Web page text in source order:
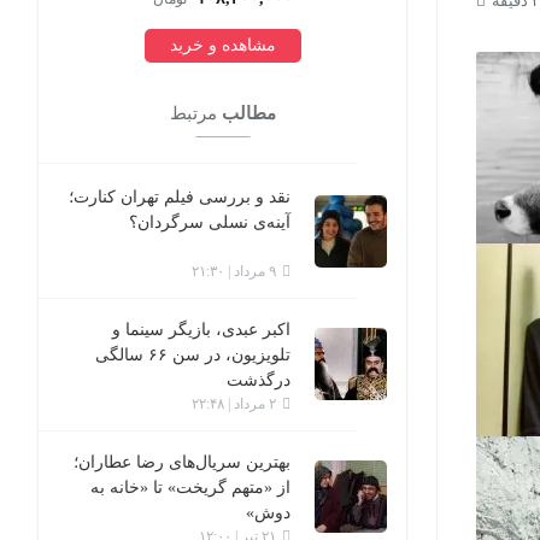
مشاهده و خرید
مطالب مرتبط
نقد و بررسی فیلم تهران کنارت؛
آینه‌ی نسلی سرگردان؟
۹ مرداد | ۲۱:۳۰
اکبر عبدی، بازیگر سینما و
تلویزیون، در سن ۶۶ سالگی
درگذشت
۲ مرداد | ۲۲:۴۸
بهترین سریال‌های رضا عطاران؛
از «متهم گریخت» تا «خانه به
دوش»
۲۱ تیر | ۱۲:۰۰